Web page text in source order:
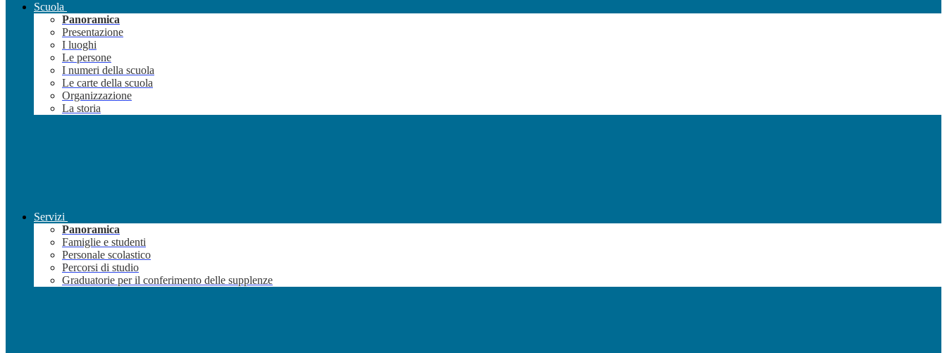
Scuola
Panoramica
Presentazione
I luoghi
Le persone
I numeri della scuola
Le carte della scuola
Organizzazione
La storia
Servizi
Panoramica
Famiglie e studenti
Personale scolastico
Percorsi di studio
Graduatorie per il conferimento delle supplenze